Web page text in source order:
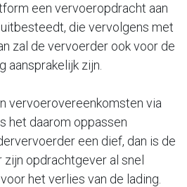
een vervoeropdracht aan
die vervolgens met
zal de vervoerder ook voor de
aansprakelijk zijn.
vervoerovereenkomsten via
het daarom oppassen
een dief, dan is de
opdrachtgever al snel
het verlies van de lading.